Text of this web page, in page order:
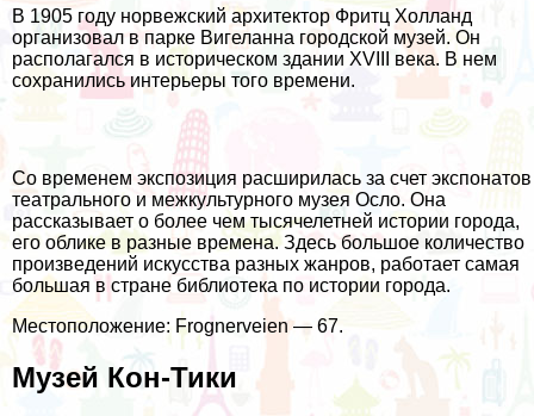
В 1905 году норвежский архитектор Фритц Холланд
организовал в парке Вигеланна городской музей. Он
располагался в историческом здании XVIII века. В нем
сохранились интерьеры того времени.
Со временем экспозиция расширилась за счет экспонатов
театрального и межкультурного музея Осло. Она
рассказывает о более чем тысячелетней истории города,
его облике в разные времена. Здесь большое количество
произведений искусства разных жанров, работает самая
большая в стране библиотека по истории города.
Местоположение: Frognerveien — 67.
Музей Кон-Тики